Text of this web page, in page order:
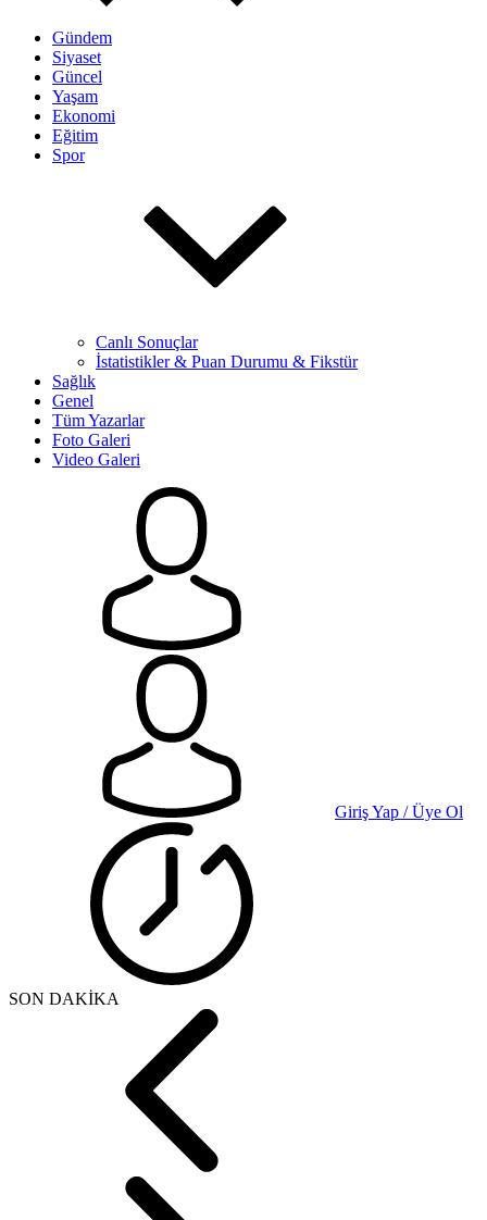
Gündem
Siyaset
Güncel
Yaşam
Ekonomi
Eğitim
Spor
Canlı Sonuçlar
İstatistikler & Puan Durumu & Fikstür
Sağlık
Genel
Tüm Yazarlar
Foto Galeri
Video Galeri
Giriş Yap / Üye Ol
SON DAKİKA